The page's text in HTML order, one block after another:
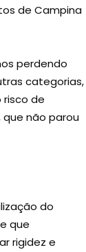
de Campina
perdendo
categorias,
de
não parou
do
que
rigidez e